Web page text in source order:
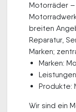
Motorräder –
breiten
Reparatur,
Marken;
Marken:
Produkte:
Wir sind ein